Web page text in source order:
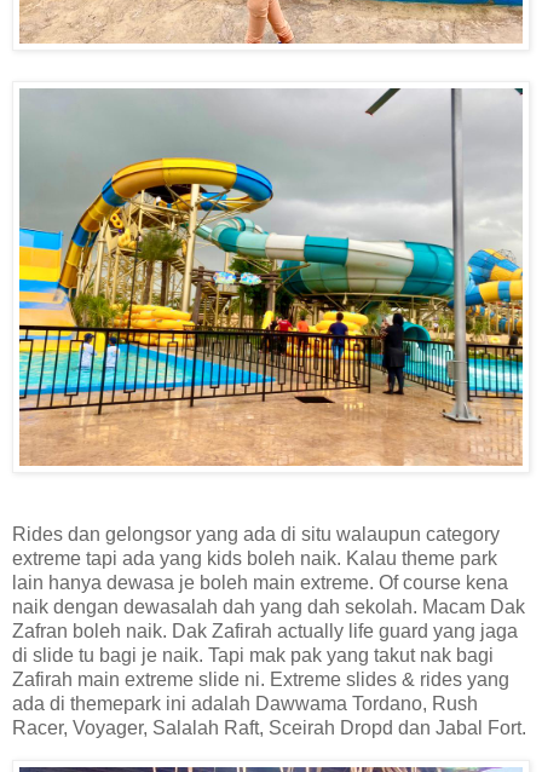
Rides dan gelongsor yang ada di situ walaupun category
extreme tapi ada yang kids boleh naik. Kalau theme park
lain hanya dewasa je boleh main extreme. Of course kena
naik dengan dewasalah dah yang dah sekolah. Macam Dak
Zafran boleh naik. Dak Zafirah actually life guard yang jaga
di slide tu bagi je naik. Tapi mak pak yang takut nak bagi
Zafirah main extreme slide ni. Extreme slides & rides yang
ada di themepark ini adalah Dawwama Tordano, Rush
Racer, Voyager, Salalah Raft, Sceirah Dropd dan Jabal Fort.